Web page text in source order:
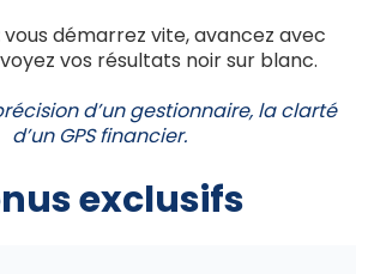
vous démarrez vite, avancez avec
vos résultats noir sur blanc.
d’un gestionnaire, la clarté
d’un GPS financier.
exclusifs